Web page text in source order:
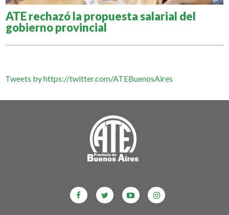
ATE rechazó la propuesta salarial del
gobierno provincial
Tweets by https://twitter.com/ATEBuenosAires